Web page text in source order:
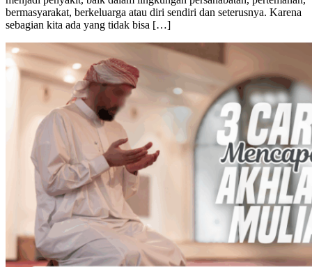
bermasyarakat, berkeluarga atau diri sendiri dan seterusnya. Karena
sebagian kita ada yang tidak bisa […]